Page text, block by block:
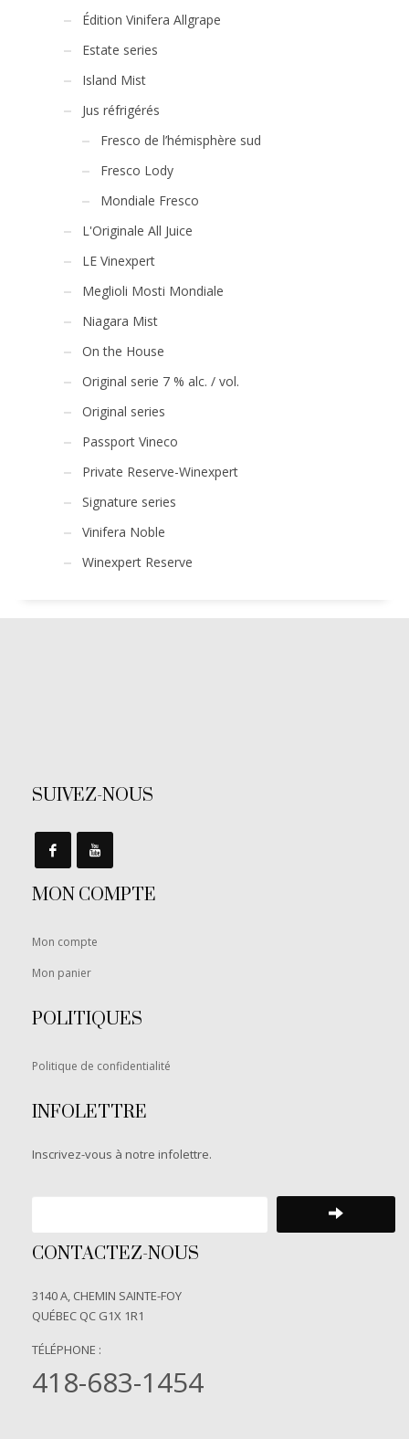
Édition Vinifera Allgrape
Estate series
Island Mist
Jus réfrigérés
Fresco de l’hémisphère sud
Fresco Lody
Mondiale Fresco
L'Originale All Juice
LE Vinexpert
Meglioli Mosti Mondiale
Niagara Mist
On the House
Original serie 7 % alc. / vol.
Original series
Passport Vineco
Private Reserve-Winexpert
Signature series
Vinifera Noble
Winexpert Reserve
SUIVEZ-NOUS
MON COMPTE
Mon compte
Mon panier
POLITIQUES
Politique de confidentialité
INFOLETTRE
Inscrivez-vous à notre infolettre.
CONTACTEZ-NOUS
3140 A, CHEMIN SAINTE-FOY
QUÉBEC QC G1X 1R1
TÉLÉPHONE :
418-683-1454